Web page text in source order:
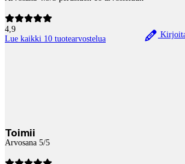
4,9
Lue kaikki 10 tuotearvostelua
Toimii
Arvosana 5/5